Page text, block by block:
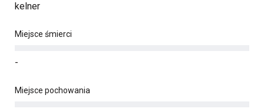
kelner
Miejsce śmierci
-
Miejsce pochowania